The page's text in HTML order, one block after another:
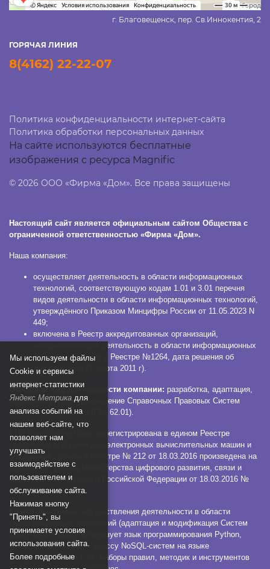
г. Благовещенск, пер. Св.Иннокентия, 2
ГОРЯЧАЯ ЛИНИЯ
8(4162) 22-22-07
Политика конфиденциальности интернет-сайта
Политика обработки персональных данных
На сайте используются бесплатные
изображения с ресурса Magnific
© 2026 ООО «Фирма «Дом». Все права защищены
Настоящий сайт является официальным сайтом Общества с
ограниченной ответственностью «Фирма «Дом».
Наша компания:
осуществляет деятельность в области информационных
технологий, соответствующую кодам 1.01 и 3.01 перечня
видов деятельности в области информационных технологий,
утверждённого Приказом Минцифры России от 11.05.2023 N
449;
включена в Реестр аккредитованных организаций,
осуществляющих деятельность в области информационных
технологий (номер в Реестре №1264, дата решения об
аккредитации 21 марта 2011 г).
Основной вид деятельности компании: разработка, адаптация,
модификация и сопровождение Справочных Правовых Систем
КонсультантПлюс (ОКВЭД 62.01).
СПС КонсультантПлюс зарегистрирована в едином Реестре
российских программ для электронных вычислительных машин и
баз данных. Запись в Реестре № 212 от 18.03.2016 произведена на
основании Приказа Министерства цифрового развития, связи и
массовых коммуникаций Российской Федерации от 18.03.2016 №
112.
Компания в рамках осуществления деятельности в области
информационных технологий (адаптация и модификация Систем
КонсультантПлюс) использует язык программирования Python,
СУБД, относящуюся к классу NoSQL-систем на языке
программирования C++, наборы правил, методик и инструментов
Мы используем файлы
Сookie и сервисы
интернет-статистики
Яндекс Метрика для
анализа событий на
нашем веб-сайте, что
позволяет нам
улучшать
взаимодействие с
пользователем и
обслуживание сайта.
Нажимая кнопку
"Принять", вы
принимаете условия
использования сайта.
Более подробные